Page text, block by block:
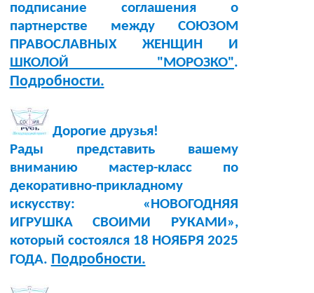
подписание соглашения о
партнерстве между СОЮЗОМ
ПРАВОСЛАВНЫХ ЖЕНЩИН И
ШКОЛОЙ "МОРОЗКО".
Подробности.
Дорогие друзья!
Рады представить вашему
вниманию мастер-класс по
декоративно-прикладному
искусству: «НОВОГОДНЯЯ
ИГРУШКА СВОИМИ РУКАМИ»,
который состоялся 18 НОЯБРЯ 2025
ГОДА. Подробности.